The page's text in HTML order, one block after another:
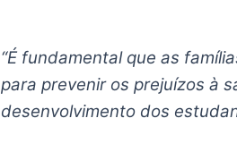
“É fundamental que as
para prevenir os prejuízos à
desenvolvimento dos